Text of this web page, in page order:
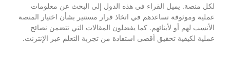
لكل منصة. يميل القراء في هذه الدول إلى البحث عن معلومات
عملية وموثوقة تساعدهم في اتخاذ قرار مستنير بشأن اختيار المنصة
الأنسب لهم أو لأبنائهم. كما يفضلون المقالات التي تتضمن نصائح
عملية لكيفية تحقيق أقصى استفادة من تجربة التعلم عبر الإنترنت.